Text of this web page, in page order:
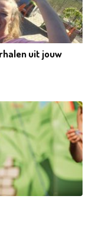
uit jouw